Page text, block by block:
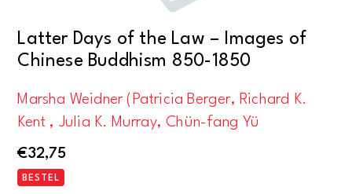
Latter Days of the Law – Images of
Chinese Buddhism 850-1850
Marsha Weidner (Patricia Berger, Richard K.
Kent , Julia K. Murray, Chün-fang Yü
€32,75
BESTEL